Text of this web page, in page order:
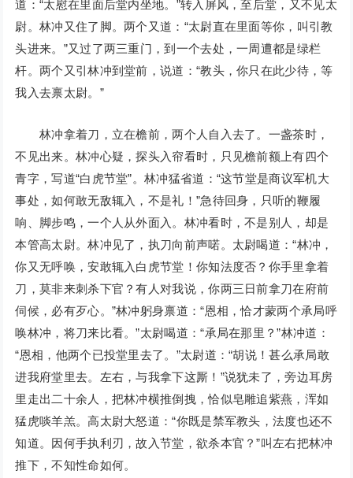
道：“太慰在里面后堂内坐地。”转入屏风，至后堂，又不见太
尉。林冲又住了脚。两个又道：“太尉直在里面等你，叫引教
头进来。”又过了两三重门，到一个去处，一周遭都是绿栏
杆。两个又引林冲到堂前，说道：“教头，你只在此少待，等
我入去禀太尉。”
林冲拿着刀，立在檐前，两个人自入去了。一盏茶时，
不见出来。林冲心疑，探头入帘看时，只见檐前额上有四个
青字，写道“白虎节堂”。林冲猛省道：“这节堂是商议军机大
事处，如何敢无敌辄入，不是礼！”急待回身，只听的鞭履
响、脚步鸣，一个人从外面入。林冲看时，不是别人，却是
本管高太尉。林冲见了，执刀向前声喏。太尉喝道：“林冲，
你又无呼唤，安敢辄入白虎节堂！你知法度否？你手里拿着
刀，莫非来刺杀下官？有人对我说，你两三日前拿刀在府前
伺候，必有歹心。”林冲躬身禀道：“恩相，恰才蒙两个承局呼
唤林冲，将刀来比看。”太尉喝道：“承局在那里？”林冲道：
“恩相，他两个已投堂里去了。”太尉道：“胡说！甚么承局敢
进我府堂里去。左右，与我拿下这厮！”说犹未了，旁边耳房
里走出二十余人，把林冲横推倒拽，恰似皂雕追紫燕，浑如
猛虎啖羊羔。高太尉大怒道：“你既是禁军教头，法度也还不
知道。因何手执利刃，故入节堂，欲杀本官？”叫左右把林冲
推下，不知性命如何。